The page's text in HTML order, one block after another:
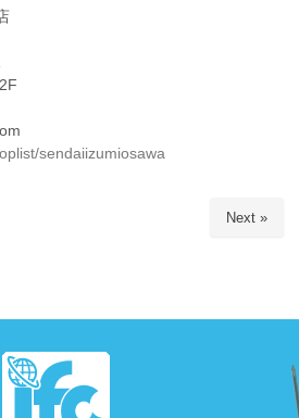
sendaiizumiosawa
Next »